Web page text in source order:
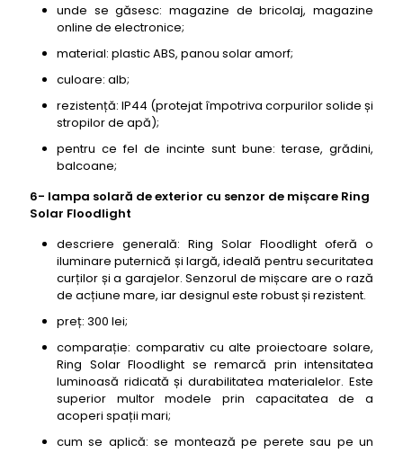
unde se găsesc: magazine de bricolaj, magazine
online de electronice;
material: plastic ABS, panou solar amorf;
culoare: alb;
rezistență: IP44 (protejat împotriva corpurilor solide și
stropilor de apă);
pentru ce fel de incinte sunt bune: terase, grădini,
balcoane;
6- lampa solară de exterior cu senzor de mișcare Ring
Solar Floodlight
descriere generală: Ring Solar Floodlight oferă o
iluminare puternică și largă, ideală pentru securitatea
curților și a garajelor. Senzorul de mișcare are o rază
de acțiune mare, iar designul este robust și rezistent.
preț: 300 lei;
comparație: comparativ cu alte proiectoare solare,
Ring Solar Floodlight se remarcă prin intensitatea
luminoasă ridicată și durabilitatea materialelor. Este
superior multor modele prin capacitatea de a
acoperi spații mari;
cum se aplică: se montează pe perete sau pe un